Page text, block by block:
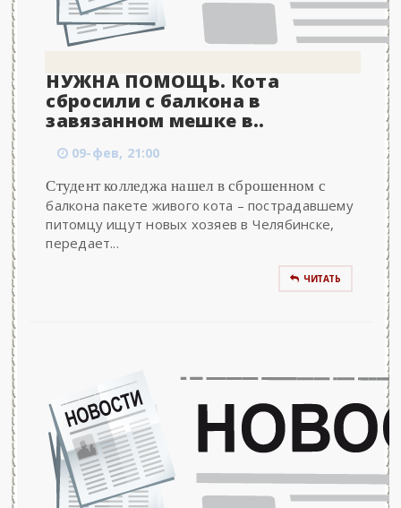
НУЖНА ПОМОЩЬ. Кота
сбросили с балкона в
завязанном мешке в..
09-фев, 21:00
Студент колледжа нашел в сброшенном с
балкона пакете живого кота – пострадавшему
питомцу ищут новых хозяев в Челябинске,
передает...
ЧИТАТЬ